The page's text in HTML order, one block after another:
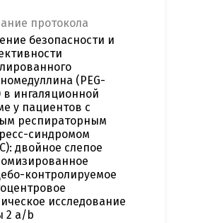
протокола
безопасности и
(PEG-
в ингаляционной
у пациентов с
респираторным
синдромом
двойное слепое
контролируемое
исследование
2 а/b